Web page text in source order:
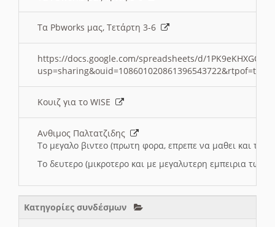
Τα Pbworks μας, Τετάρτη 3-6
https://docs.google.com/spreadsheets/d/
Κουιζ για το WISE
Ανθιμος Παλτατζιδης
Το μεγαλο βιντεο (πρωτη φορα, επρεπε να μαθει και το
Το δευτερο (μικροτερο και με μεγαλυτερη εμπειρια
Κατηγορίες συνδέσμων